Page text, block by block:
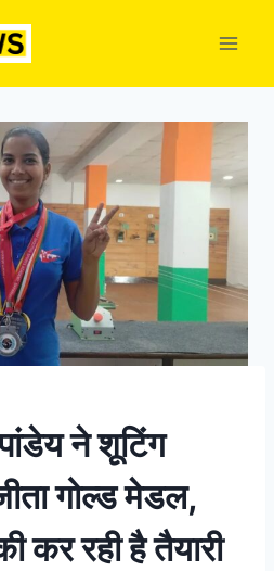
ने शूटिंग
गोल्ड मेडल,
रही है तैयारी